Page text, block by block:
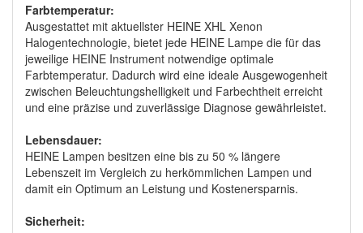
Farbtemperatur:
Ausgestattet mit aktuellster HEINE XHL Xenon
Halogentechnologie, bietet jede HEINE Lampe die für das
jeweilige HEINE Instrument notwendige optimale
Farbtemperatur. Dadurch wird eine ideale Ausgewogenheit
zwischen Beleuchtungshelligkeit und Farbechtheit erreicht
und eine präzise und zuverlässige Diagnose gewährleistet.
Lebensdauer:
HEINE Lampen besitzen eine bis zu 50 % längere
Lebenszeit im Vergleich zu herkömmlichen Lampen und
damit ein Optimum an Leistung und Kostenersparnis.
Sicherheit: